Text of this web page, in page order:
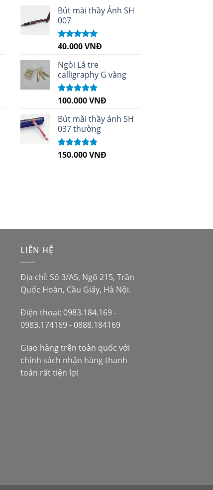
Bút mài thầy Ánh SH
007
Được xếp
sao
40.000VNĐ
Ngòi Lá tre
calligraphy G vàng
Được xếp
sao
100.000VNĐ
Bút mài thầy ánh SH
037 thường
Được xếp
150.000VNĐ
LIÊN HỆ
Địa chỉ: Số 3/A5, Ngõ 215, Trần
Quốc Hoàn, Cầu Giấy, Hà Nội.
Điện thoại: 0983.184.169 -
0983.174169 - 0888.184169
Giao hàng trên toàn quốc với
chính sách nhận hàng thanh
toán rất tiện lợi